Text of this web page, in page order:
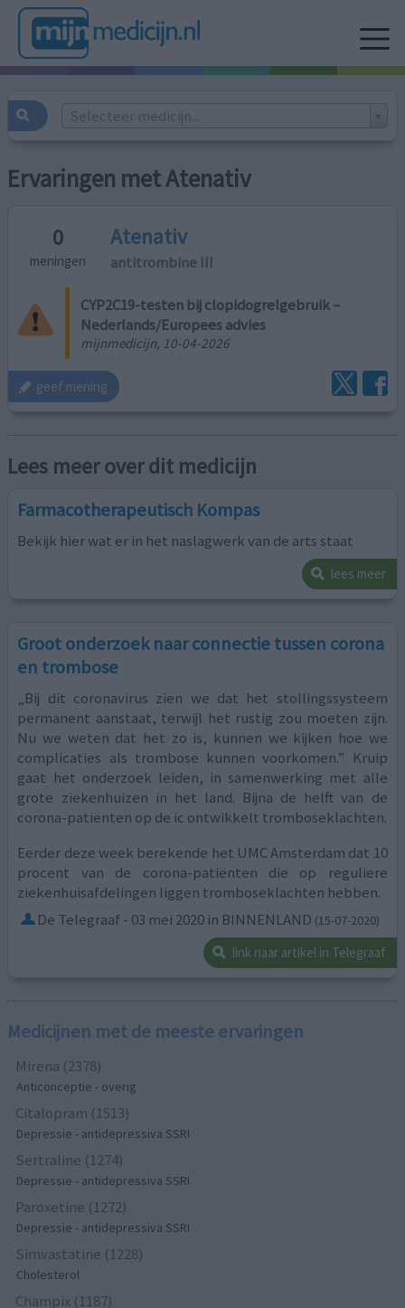
Selecteer medicijn...
Ervaringen met Atenativ
0
meningen
Atenativ
antitrombine III
CYP2C19-testen bij clopidogrelgebruik –
Nederlands/Europees advies
mijnmedicijn, 10-04-2026
geef mening
Lees meer over dit medicijn
Farmacotherapeutisch Kompas
Bekijk hier wat er in het naslagwerk van de arts staat
lees meer
Groot onderzoek naar connectie tussen corona
en trombose
„Bij dit coronavirus zien we dat het stollingssysteem
permanent aanstaat, terwijl het rustig zou moeten zijn.
Nu we weten dat het zo is, kunnen we kijken hoe we
complicaties als trombose kunnen voorkomen.” Kruip
gaat het onderzoek leiden, in samenwerking met alle
grote ziekenhuizen in het land. Bijna de helft van de
corona-patiënten op de ic ontwikkelt tromboseklachten.
Eerder deze week berekende het UMC Amsterdam dat 10
procent van de corona-patiënten die op reguliere
ziekenhuisafdelingen liggen tromboseklachten hebben.
De Telegraaf - 03 mei 2020 in BINNENLAND (15-07-2020)
link naar artikel in Telegraaf
Medicijnen met de meeste ervaringen
Mirena (2378)
Anticonceptie - overig
Citalopram (1513)
Depressie - antidepressiva SSRI
Sertraline (1274)
Depressie - antidepressiva SSRI
Paroxetine (1272)
Depressie - antidepressiva SSRI
Simvastatine (1228)
Cholesterol
Champix (1187)